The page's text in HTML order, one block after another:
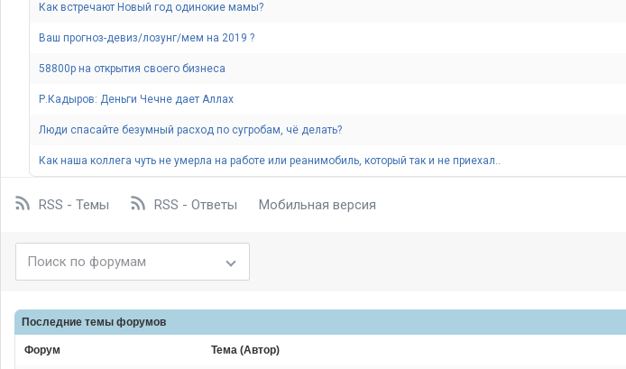
Как встречают Новый год одинокие мамы
Ваш прогноз-девиз/лозунг/мем на 2019
58800р на открытия своего бизнеса
Р.Кадыров: Деньги Чечне дает Аллах
Люди спасайте безумный расход по сугробам, чё делать
Как наша коллега чуть не умерла на работе или реанимобиль, который так и не приехал..
RSS - Темы RSS - Ответы Мобильная версия
Последние темы форумов
Форум Тема (Автор)